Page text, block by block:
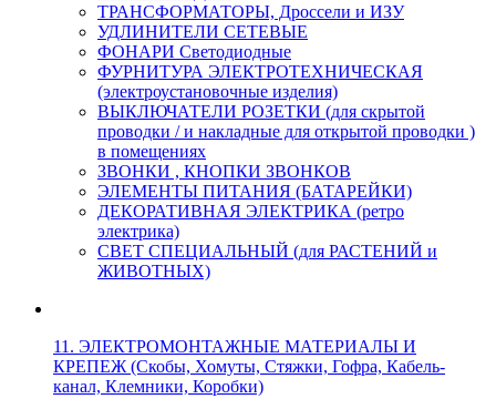
ТРАНСФОРМАТОРЫ, Дроссели и ИЗУ
УДЛИНИТЕЛИ СЕТЕВЫЕ
ФОНАРИ Светодиодные
ФУРНИТУРА ЭЛЕКТРОТЕХНИЧЕСКАЯ
(электроустановочные изделия)
ВЫКЛЮЧАТЕЛИ РОЗЕТКИ (для скрытой
проводки / и накладные для открытой проводки )
в помещениях
ЗВОНКИ , КНОПКИ ЗВОНКОВ
ЭЛЕМЕНТЫ ПИТАНИЯ (БАТАРЕЙКИ)
ДЕКОРАТИВНАЯ ЭЛЕКТРИКА (ретро
электрика)
СВЕТ СПЕЦИАЛЬНЫЙ (для РАСТЕНИЙ и
ЖИВОТНЫХ)
11. ЭЛЕКТРОМОНТАЖНЫЕ МАТЕРИАЛЫ И
КРЕПЕЖ (Скобы, Хомуты, Стяжки, Гофра, Кабель-
канал, Клемники, Коробки)